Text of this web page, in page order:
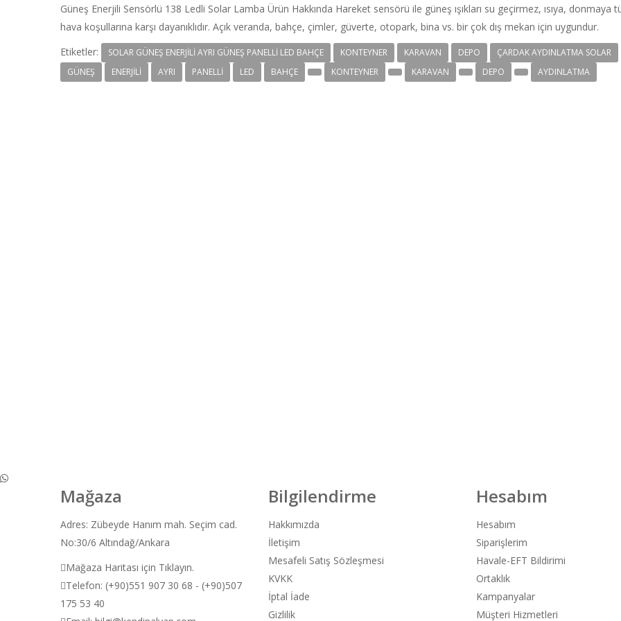
Güneş Enerjili Sensörlü 138 Ledli Solar Lamba Ürün Hakkında Hareket sensörü ile güneş ışıkları su geçirmez, ısıya, donmaya
hava koşullarına karşı dayanıklıdır. Açık veranda, bahçe, çimler, güverte, otopark, bina vs. bir çok dış mekan için uygundur.
Etiketler:
SOLAR GÜNEŞ ENERJILI AYRI GÜNEŞ PANELLI LED BAHÇE KONTEYNER KARAVAN DEPO
ÇARDAK AYDINLATMA SOLAR
GÜNEŞ
ENERJILI AYRI PANELLI LED BAHÇE KONTEYNER KARAVAN DEPO AYDINLATMA
Mağaza
Adres: Zübeyde Hanım mah. Seçim cad.
No:30/6 Altındağ/Ankara
Mağaza Haritası için Tıklayın.
Telefon: (+90)551 907 30 68 - (+90)507
175 53 40
Bilgilendirme
Hakkımızda
İletişim
Mesafeli Satış Sözleşmesi
KVKK
İptal İade
Gizlilik
Hesabım
Hesabım
Siparişlerim
Havale-EFT Bildirimi
Ortaklık
Kampanyalar
Müşteri Hizmetleri